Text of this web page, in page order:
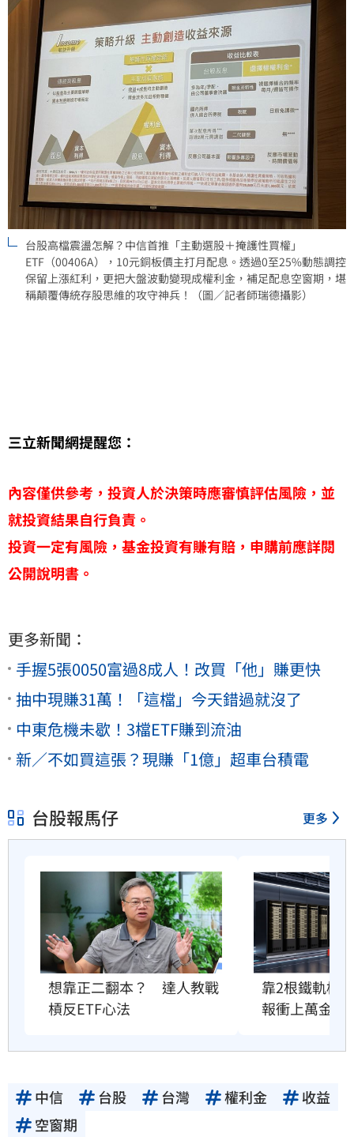
台股高檔震盪怎解？中信首推「主動選股＋掩護性買權」
ETF（00406A），10元銅板價主打月配息。透過0至25%動態調控
保留上漲紅利，更把大盤波動變現成權利金，補足配息空窗期，堪
稱顛覆傳統存股思維的攻守神兵！（圖／記者師瑞德攝影）
三立新聞網提醒您：
內容僅供參考，投資人於決策時應審慎評估風險，並
就投資結果自行負責。
投資一定有風險，基金投資有賺有賠，申購前應詳閱
公開說明書。
更多新聞：
手握5張0050富過8成人！改買「他」賺更快
抽中現賺31萬！「這檔」今天錯過就沒了
中東危機未歇！3檔ETF賺到流油
新／不如買這張？現賺「1億」超車台積電
台股報馬仔 更多
想靠正二翻本？　達人教戰
槓反ETF心法
靠2根鐵軌橫
報衝上萬金股
中信 台股 台灣 權利金
收益
空窗期